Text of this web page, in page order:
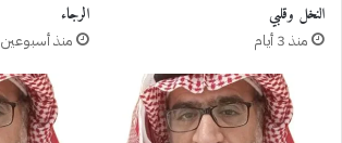
النخل وقلبي
منذ 3 أيام
الرجاء
منذ أسبوعين